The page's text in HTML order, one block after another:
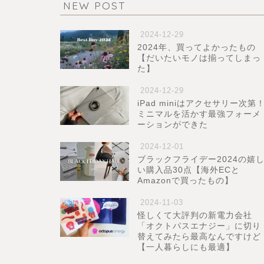
NEW POST
2024-12-29
2024年、買ってよかったもの
【だいたいモノは揃ってしまっ
た】
2024-12-29
iPad miniはアクセサリー次第！
ミニマルを活かす最強フォーメ
ーションができた
2024-12-01
ブラックフライデー2024の嬉し
い購入品30点【海外ECと
Amazonで買ったもの】
2024-11-03
怪しくて大評判の新電力会社
「オクトパスエナジー」に切り
替えてみたら最高なんですけど
【一人暮らしにも最適】